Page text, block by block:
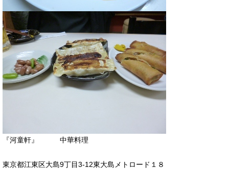
『河童軒』 中華料理
東京都江東区大島9丁目3-12東大島メトロード１８